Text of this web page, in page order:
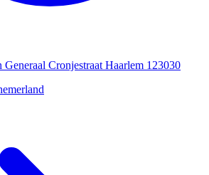
Cronjestraat Haarlem 123030